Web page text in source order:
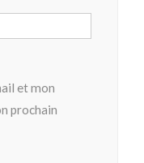
et mon
prochain